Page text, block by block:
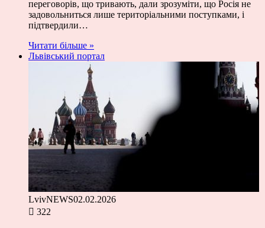
переговорів, що тривають, дали зрозуміти, що Росія не
задовольниться лише територіальними поступками, і
підтвердили…
Читати більше »
Львівський портал
LvivNEWS02.02.2026
322